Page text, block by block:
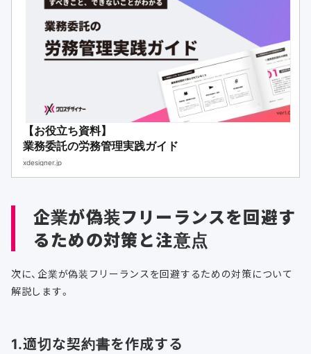
【お役立ち資料】
業務委託の労務管理実践ガイド
xdesigner.jp
企業が偽装フリーランスを回避す
るための対策と注意点
次に、企業が偽装フリーランスを回避するための対策について
解説します。
1.適切な契約書を作成する